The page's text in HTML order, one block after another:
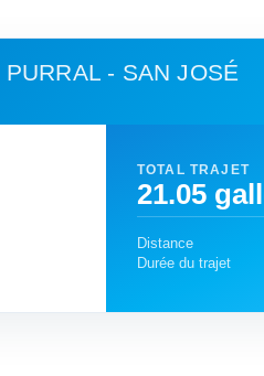
PURRAL - SAN JOSÉ
TOTAL TRAJET
21.05
Distance
Durée du trajet